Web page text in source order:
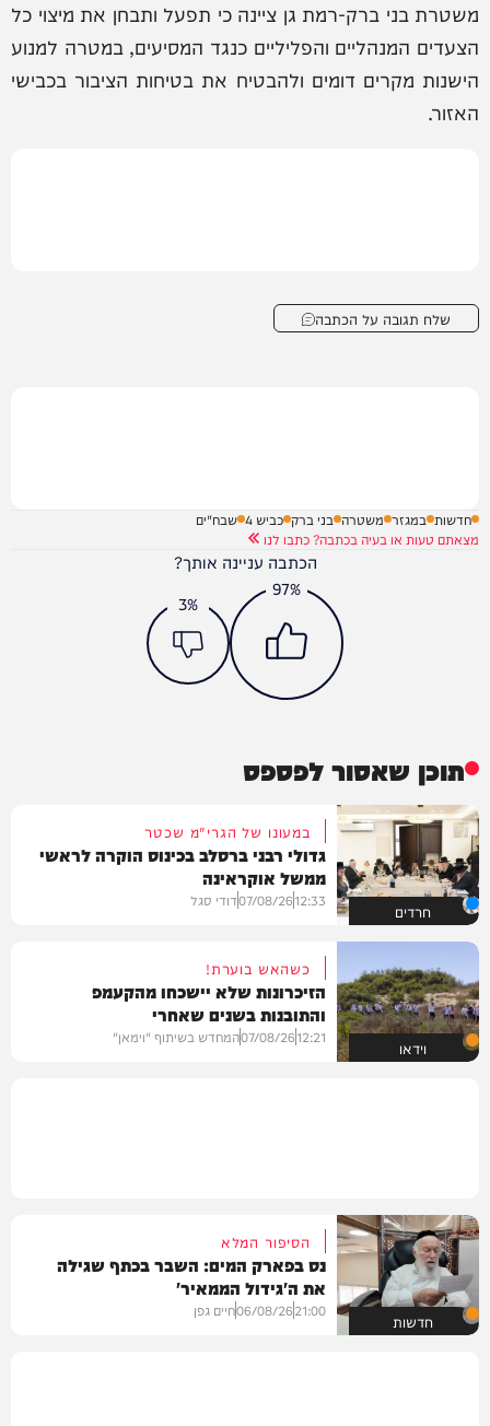
משטרת בני ברק-רמת גן ציינה כי תפעל ותבחן את מיצוי כל
הצעדים המנהליים והפליליים כנגד המסיעים, במטרה למנוע
הישנות מקרים דומים ולהבטיח את בטיחות הציבור בכבישי
האזור.
שלח תגובה על הכתבה
חדשות במגזר משטרה בני ברק כביש 4
שבח"ים
מצאתם טעות או בעיה בכתבה? כתבו לנו
הכתבה עניינה אותך?
97%
3%
תוכן שאסור לפספס
חרדים
במעונו של הגרי"מ שכטר
גדולי רבני ברסלב בכינוס הוקרה לראשי
ממשל אוקראינה
12:33
07/08/26דודי סגל
וידאו
כשהאש בוערת!
הזיכרונות שלא יישכחו מהקעמפ
והתובנות בשנים שאחרי
12:21
07/08/26המחדש בשיתוף "וימאן"
חדשות
הסיפור המלא
נס בפארק המים: השבר בכתף שגילה
את ה'גידול הממאיר'
21:00
06/08/26חיים גפן